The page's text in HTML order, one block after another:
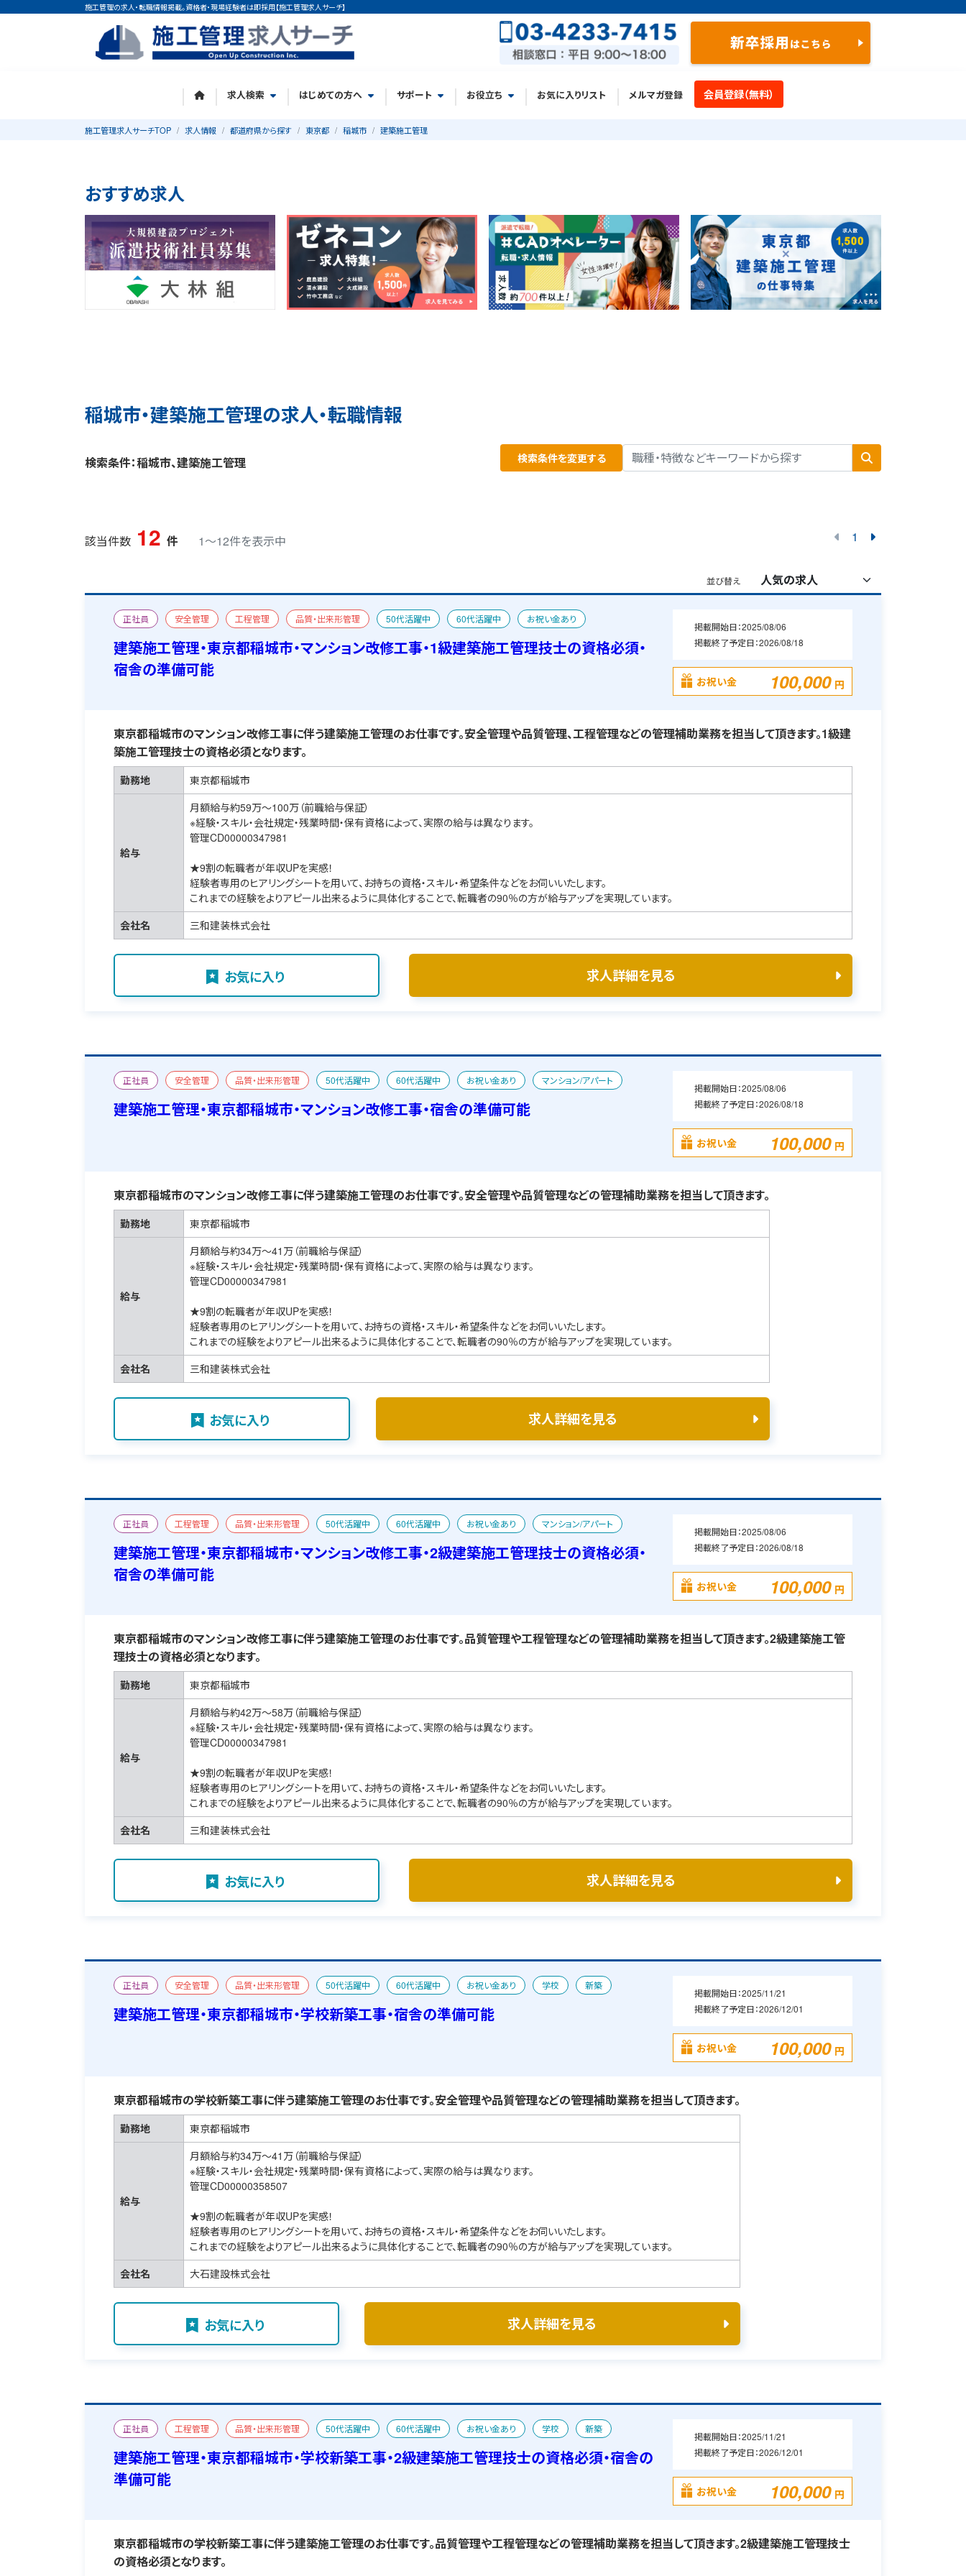
施工管理の求人・転職情報掲載。資格者・現場経験者は即採用【施工管理求人サーチ】
求人検索 はじめての方へ サポート お役立ち お気に入りリスト メルマガ登録 会員登録（無料）
施工管理求人サーチTOP 求人情報 都道府県から探す 東京都 稲城市 建築施工管理
おすすめ求人
稲城市・建築施工管理の求人・転職情報
検索条件：稲城市、建築施工管理 検索条件を変更する
該当件数 12 件 1〜12件を表示中 1
並び替え
正社員 安全管理 工程管理 品質・出来形管理 50代活躍中 60代活躍中
お祝い金あり
マンション/アパート
改修 一級建築施工管理技士 宿舎あり
建築施工管理・東京都稲城市・マンション改修工事・1級建築施工管理技士の資格必須・
宿舎の準備可能
掲載開始日：2025/08/06
掲載終了予定日：2026/08/18
お祝い金 100,000 円
東京都稲城市のマンション改修工事に伴う建築施工管理のお仕事です。安全管理や品質管理、工程管理などの管理補助業務を担当して頂きます。1級建
築施工管理技士の資格必須となります。
勤務地 東京都稲城市
給与
月額給与約59万～100万（前職給与保証）
※経験・スキル・会社規定・残業時間・保有資格によって、実際の給与は異なります。
管理CD00000347981
★9割の転職者が年収UPを実感！
経験者専用のヒアリングシートを用いて、お持ちの資格・スキル・希望条件などをお伺いいたします。
これまでの経験をよりアピール出来るように具体化することで、転職者の90％の方が給与アップを実現しています。
会社名
三和建装株式会社
お気に入り 求人詳細を見る
正社員 安全管理 品質・出来形管理 50代活躍中 60代活躍中 お祝い金あり
マンション/アパート
改修
宿舎あり
建築施工管理・東京都稲城市・マンション改修工事・宿舎の準備可能
掲載開始日：2025/08/06
掲載終了予定日：2026/08/18
お祝い金 100,000 円
東京都稲城市のマンション改修工事に伴う建築施工管理のお仕事です。安全管理や品質管理などの管理補助業務を担当して頂きます。
勤務地 東京都稲城市
給与
月額給与約34万～41万（前職給与保証）
※経験・スキル・会社規定・残業時間・保有資格によって、実際の給与は異なります。
管理CD00000347981
★9割の転職者が年収UPを実感！
経験者専用のヒアリングシートを用いて、お持ちの資格・スキル・希望条件などをお伺いいたします。
これまでの経験をよりアピール出来るように具体化することで、転職者の90％の方が給与アップを実現しています。
会社名
三和建装株式会社
お気に入り 求人詳細を見る
正社員 工程管理 品質・出来形管理 50代活躍中 60代活躍中 お祝い金あり
マンション/アパート
改修
二級建築施工管理技士 宿舎あり
建築施工管理・東京都稲城市・マンション改修工事・2級建築施工管理技士の資格必須・
宿舎の準備可能
掲載開始日：2025/08/06
掲載終了予定日：2026/08/18
お祝い金 100,000 円
東京都稲城市のマンション改修工事に伴う建築施工管理のお仕事です。品質管理や工程管理などの管理補助業務を担当して頂きます。2級建築施工管
理技士の資格必須となります。
勤務地 東京都稲城市
給与
月額給与約42万～58万（前職給与保証）
※経験・スキル・会社規定・残業時間・保有資格によって、実際の給与は異なります。
管理CD00000347981
★9割の転職者が年収UPを実感！
経験者専用のヒアリングシートを用いて、お持ちの資格・スキル・希望条件などをお伺いいたします。
これまでの経験をよりアピール出来るように具体化することで、転職者の90％の方が給与アップを実現しています。
会社名
三和建装株式会社
お気に入り 求人詳細を見る
正社員 安全管理 品質・出来形管理 50代活躍中 60代活躍中 お祝い金あり 学校
新築
宿舎あり
建築施工管理・東京都稲城市・学校新築工事・宿舎の準備可能
掲載開始日：2025/11/21
掲載終了予定日：2026/12/01
お祝い金 100,000 円
東京都稲城市の学校新築工事に伴う建築施工管理のお仕事です。安全管理や品質管理などの管理補助業務を担当して頂きます。
勤務地 東京都稲城市
給与
月額給与約34万～41万（前職給与保証）
※経験・スキル・会社規定・残業時間・保有資格によって、実際の給与は異なります。
管理CD00000358507
★9割の転職者が年収UPを実感！
経験者専用のヒアリングシートを用いて、お持ちの資格・スキル・希望条件などをお伺いいたします。
これまでの経験をよりアピール出来るように具体化することで、転職者の90％の方が給与アップを実現しています。
会社名
大石建設株式会社
お気に入り 求人詳細を見る
正社員 工程管理 品質・出来形管理 50代活躍中 60代活躍中 お祝い金あり 学校
新築
二級建築施工管理技士
宿舎あり
建築施工管理・東京都稲城市・学校新築工事・2級建築施工管理技士の資格必須・宿舎の
準備可能
掲載開始日：2025/11/21
掲載終了予定日：2026/12/01
お祝い金 100,000 円
東京都稲城市の学校新築工事に伴う建築施工管理のお仕事です。品質管理や工程管理などの管理補助業務を担当して頂きます。2級建築施工管理技士
の資格必須となります。